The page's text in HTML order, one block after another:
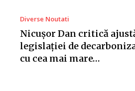
Diverse Noutati
Nicușor Dan critică
legislației de
cu cea mai mare…